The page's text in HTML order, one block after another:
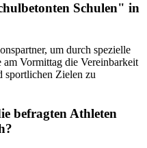
Schulen" in
um durch spezielle
Vormittag die Vereinbarkeit
sportlichen Zielen zu
befragten Athleten